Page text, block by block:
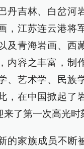
丹吉林、白岔河
，江苏连云港将
及青海岩画、西
内容之丰富，制
、艺术学、民族
，在中国掀起了
了第一次高光时
的家族成员不断